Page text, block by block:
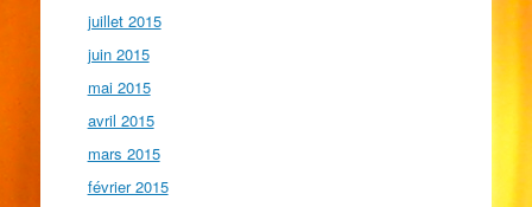
juillet 2015
juin 2015
mai 2015
avril 2015
mars 2015
février 2015